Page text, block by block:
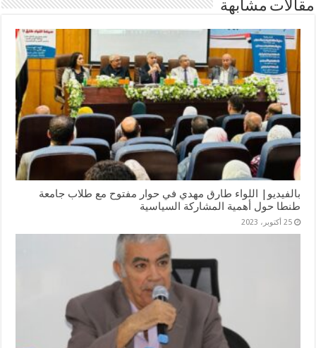
مقالات مشابهة
بالفيديو| اللواء طارق مهدي في حوار مفتوح مع طلاب جامعة
طنطا حول أهمية المشاركة السياسية
25 أكتوبر، 2023